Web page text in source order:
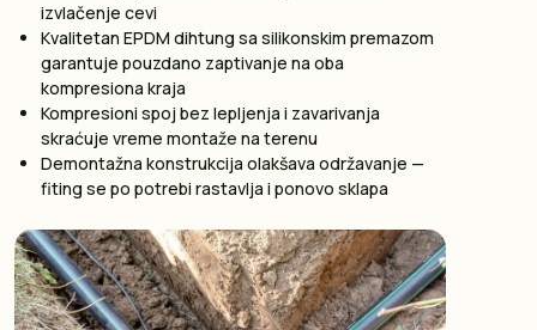
izvlačenje cevi
Kvalitetan EPDM dihtung sa silikonskim premazom
garantuje pouzdano zaptivanje na oba
kompresiona kraja
Kompresioni spoj bez lepljenja i zavarivanja
skraćuje vreme montaže na terenu
Demontažna konstrukcija olakšava održavanje —
fiting se po potrebi rastavlja i ponovo sklapa